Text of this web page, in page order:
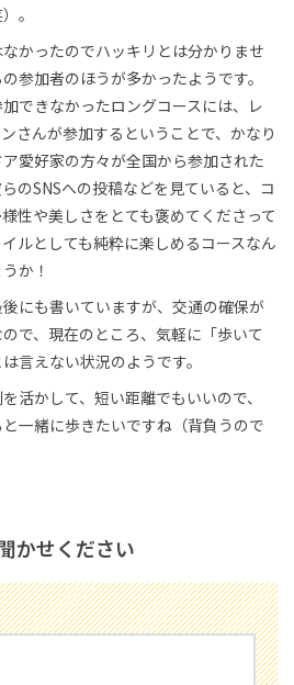
。
かったのでハッキリとは分かりませ
参加者のほうが多かったようです。
できなかったロングコースには、レ
さんが参加するということで、かなり
愛好家の方々が全国から参加された
のSNSへの投稿などを見ていると、コ
性や美しさをとても褒めてくださって
ルとしても純粋に楽しめるコースなん
か！
にも書いていますが、交通の確保が
で、現在のところ、気軽に「歩いて
言えない状況のようです。
活かして、短い距離でもいいので、
一緒に歩きたいですね（背負うので
かせください